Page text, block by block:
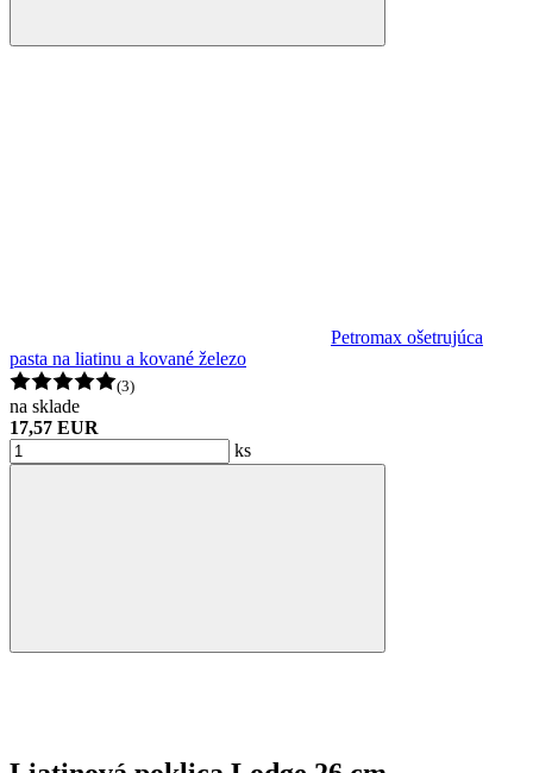
Petromax ošetrujúca
pasta na liatinu a kované železo
(3)
na sklade
17,57 EUR
ks